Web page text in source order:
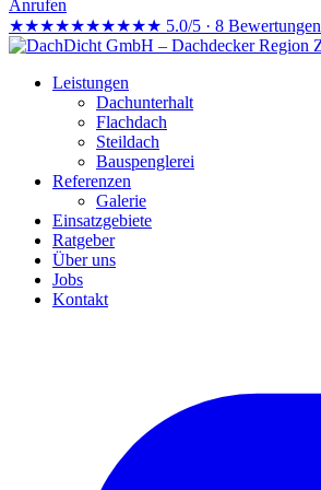
Anrufen
★★★★★★★★★★ 5.0/5 · 8 Bewertungen
Leistungen
Dachunterhalt
Flachdach
Steildach
Bauspenglerei
Referenzen
Galerie
Einsatzgebiete
Ratgeber
Über uns
Jobs
Kontakt